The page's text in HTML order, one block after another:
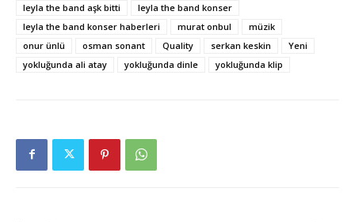
leyla the band aşk bitti
leyla the band konser
leyla the band konser haberleri
murat onbul
müzik
onur ünlü
osman sonant Quality serkan keskin
Yeni
yokluğunda ali atay
yokluğunda dinle yokluğunda klip